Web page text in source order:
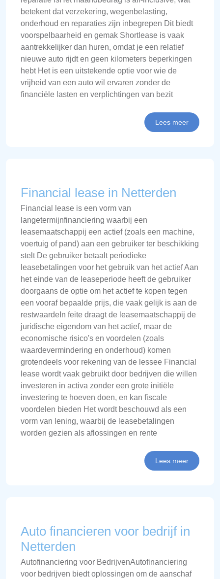
betekent dat verzekering, wegenbelasting,
onderhoud en reparaties zijn inbegrepen Dit biedt
voorspelbaarheid en gemak Shortlease is vaak
aantrekkelijker dan huren, omdat je een relatief
nieuwe auto rijdt en geen kilometers beperkingen
hebt Het is een uitstekende optie voor wie de
vrijheid van een auto wil ervaren zonder de
financiële lasten en verplichtingen van bezit
Lees meer
Financial lease in Netterden
Financial lease is een vorm van
langetermijnfinanciering waarbij een
leasemaatschappij een actief (zoals een machine,
voertuig of pand) aan een gebruiker ter beschikking
stelt De gebruiker betaalt periodieke
leasebetalingen voor het gebruik van het actief Aan
het einde van de leaseperiode heeft de gebruiker
doorgaans de optie om het actief te kopen tegen
een vooraf bepaalde prijs, die vaak gelijk is aan de
restwaardeIn feite draagt de leasemaatschappij de
juridische eigendom van het actief, maar de
economische risico's en voordelen (zoals
waardevermindering en onderhoud) komen
grotendeels voor rekening van de lessee Financial
lease wordt vaak gebruikt door bedrijven die willen
investeren in activa zonder een grote initiële
investering te hoeven doen, en kan fiscale
voordelen bieden Het wordt beschouwd als een
vorm van lening, waarbij de leasebetalingen
worden gezien als aflossingen en rente
Lees meer
Auto financieren voor bedrijf in
Netterden
Autofinanciering voor BedrijvenAutofinanciering
voor bedrijven biedt oplossingen om de aanschaf